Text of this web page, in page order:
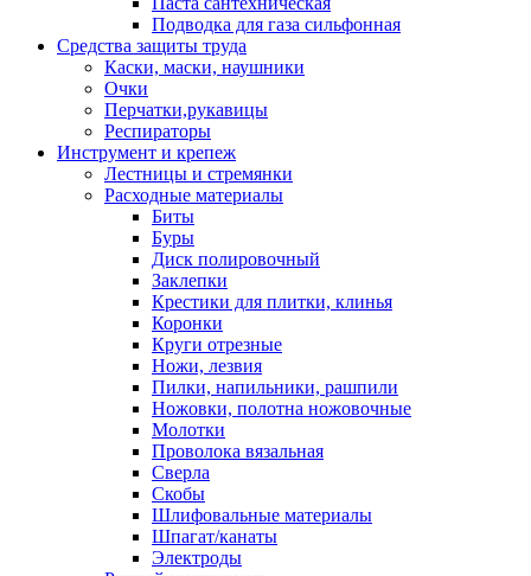
Подводка для газа сильфонная
Средства защиты труда
Каски, маски, наушники
Очки
Перчатки,рукавицы
Респираторы
Инструмент и крепеж
Лестницы и стремянки
Расходные материалы
Биты
Буры
Диск полировочный
Заклепки
Крестики для плитки, клинья
Коронки
Круги отрезные
Ножи, лезвия
Пилки, напильники, рашпили
Ножовки, полотна ножовочные
Молотки
Проволока вязальная
Сверла
Скобы
Шлифовальные материалы
Шпагат/канаты
Электроды